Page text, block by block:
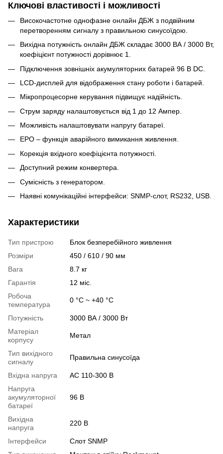
Ключові властивості і можливості
Високочастотне однофазне онлайн ДБЖ з подвійним
перетворенням сигналу з правильною синусоїдою.
Вихідна потужність онлайн ДБЖ складає 3000 ВА / 3000 Вт,
коефіцієнт потужності дорівнює 1.
Підключення зовнішніх акумуляторних батарей 96 В DC.
LCD-дисплей для відображення стану роботи і батарей.
Мікропроцесорне керування підвищує надійність.
Струм заряду налаштовується від 1 до 12 Ампер.
Можливість налаштовувати напругу батареї.
EPO – функція аварійного вимикання живлення.
Корекція вхідного коефіцієнта потужності.
Доступний режим конвертера.
Сумісність з генератором.
Наявні комунікаційні інтерфейси: SNMP-слот, RS232, USB.
Характеристики
Тип пристрою
Блок безперебійного живлення
Розміри
450 / 610 / 90 мм
Вага
8.7 кг
Гарантія
12 міс.
Робоча
температура
0 °C ~ +40 °C
Потужність
3000 ВА / 3000 Вт
Матеріал
корпусу
Метал
Тип вихідного
сигналу
Правильна синусоїда
Вхідна напруга
AC 110-300 В
Напруга
акумуляторної
батареї
96 В
Вихідна
напруга
220 В
Інтерфейси
Слот SNMP